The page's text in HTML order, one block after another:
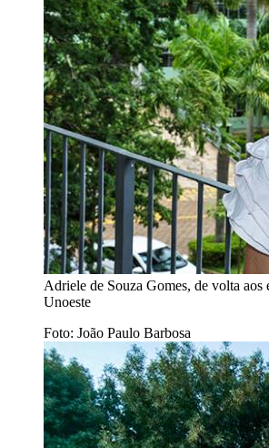
Adriele de Souza Gomes, de volta aos
Unoeste
Foto: João Paulo Barbosa